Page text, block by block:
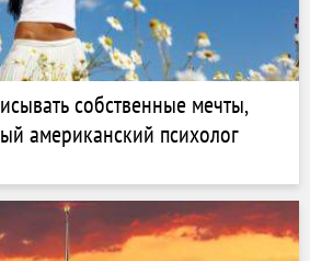
собственные мечты,
американский психолог